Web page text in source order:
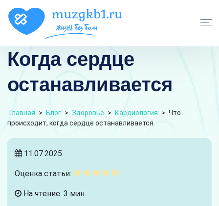
Когда сердце
останавливается
Главная > Блог > Здоровье > Кардиология > Что
происходит, когда сердце останавливается
11.07.2025
Оценка статьи:
На чтение: 3 мин.